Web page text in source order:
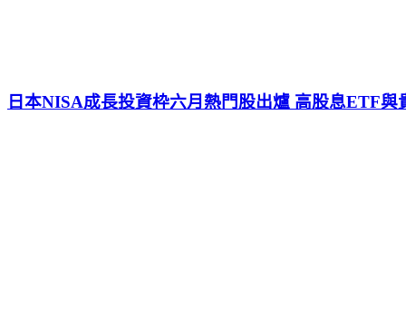
日本NISA成長投資枠六月熱門股出爐 高股息ETF與